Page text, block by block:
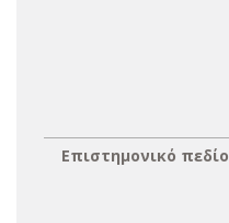
Επιστημονικό πεδίο